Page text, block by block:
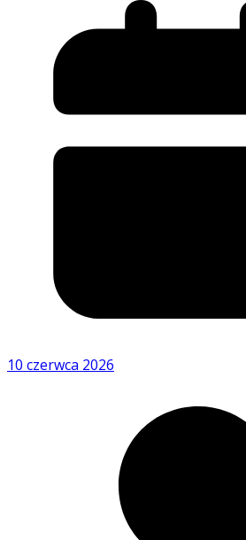
10 czerwca 2026